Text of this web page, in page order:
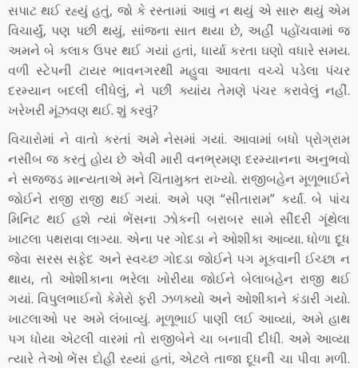
સપાટ થઈ રહ્યું હતું, જો કે રસ્તામાં આવું ન થયું એ સારુ થયું એમ
વિચાર્યું, પણ પછી થયું, સાંજના સાત થયા છે, અહીં પહોંચવામાં જ
અમને બે કલાક ઉપર થઈ ગયાં હતાં, ધાર્યા કરતા ઘણો વધારે સમય.
વળી સ્ટેપની ટાયર ભાવનગરથી મહુવા આવતા વચ્ચે પડેલા પંચર
દરમ્યાન બદલી લીધેલું, ને પછી ક્યાંય તેમણે પંચર કરાવેલું નહીં.
ખરેખરી મૂંઝવણ થઈ. શું કરવું?
વિચારોમાં ને વાતો કરતાં અમે નેસમાં ગયાં. આવામાં બધો પ્રોગ્રામ
નસીબ જ કરતું હોય છે એવી મારી વનભ્રમણ દરમ્યાનના અનુભવો
ને સજ્જડ માન્યતાએ મને ચિંતામુક્ત રાખ્યો. રાજીબહેન મૂળૂભાઈને
જોઈને રાજી રાજી થઈ ગયાં. અમે પણ “સીતારામ” કર્યાં. બે પાંચ
મિનિટ થઈ હશે ત્યાં ભેંસના ઝોકની બરાબર સામે સીંદરી ગૂંથેલા
ખાટલા પથરાવા લાગ્યા. એના પર ગોદડા ને ઓશીકા આવ્યા. ધોળા દૂધ
જેવા સરસ સફેદ અને સ્વચ્છ ગોદડા જોઈને પગ મૂકવાની ઈચ્છા ન
થાય, તો ઓશીકાના ભરેલા ખોરીયા જોઈને બેલાબહેન રાજી થઈ
ગયાં. વિપુલભાઈનો કેમેરો ફરી ઝળક્યો અને ઓશીકાને કંડારી ગયો.
ખાટલાઓ પર અમે લંબાવ્યું. મૂળૂભાઈ પાણી લઈ આવ્યાં, અમે હાથ
પગ ધોયા એટલી વારમાં તો રાજીબેને ચા બનાવી દીધી. અમે આવ્યા
ત્યારે તેઓ ભેંસ દોહી રહ્યાં હતાં, એટલે તાજા દૂધની ચા પીવા મળી.